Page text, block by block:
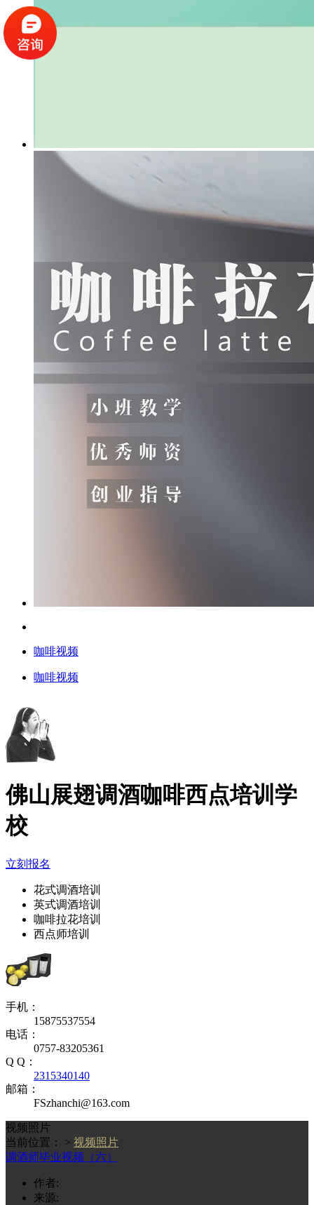
咖啡视频
咖啡视频
佛山展翅调酒咖啡西点培训学
校
立刻报名
花式调酒培训
英式调酒培训
咖啡拉花培训
西点师培训
手机：
15875537554
电话：
0757-83205361
Q Q：
2315340140
邮箱：
FSzhanchi@163.com
视频照片
当前位置： > 视频照片
调酒师毕业视频（六）
作者:
来源: